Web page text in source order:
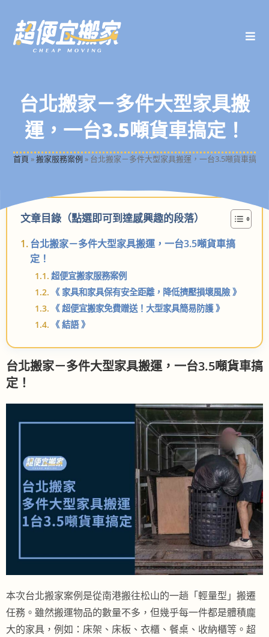
台北搬家－多件大型家具搬
運，一台3.5噸貨車搞定！
首頁 »搬家服務案例 » 台北搬家－多件大型家具搬運，一台3.5噸貨車搞定
文章目錄（點選即可到達感興趣的段落）
台北搬家－多件大型家具搬運，一台3.5噸貨車搞
定！
超便宜搬家服務案例
《 家具和家具保有安全距離，降低擠壓損壞風險 》
《 超便宜搬家免費贈送！大型家具簡易防護 》
《 結語 》
台北搬家－多件大型家具搬運，一台3.5噸貨車搞
定！
本次台北搬家案例是從南港搬往松山的一趟「輕量型」搬遷
任務。雖然搬運物品的數量不多，但幾乎每一件都是體積龐
大的家具，例如：床架、床板、衣櫃、餐桌、收納櫃等。超